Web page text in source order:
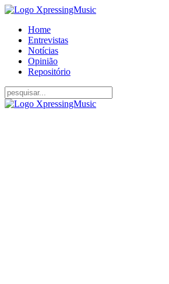
Home
Entrevistas
Notícias
Opinião
Repositório